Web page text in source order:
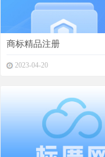
商标精品注册
2023-04-20